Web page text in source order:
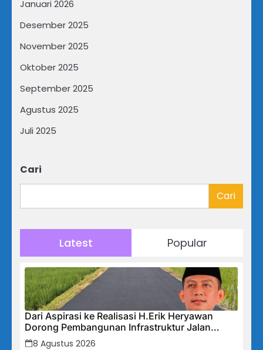
Januari 2026
Desember 2025
November 2025
Oktober 2025
September 2025
Agustus 2025
Juli 2025
Cari
Cari
Latest Popular
Dari Aspirasi ke Realisasi H.Erik Heryawan
Dorong Pembangunan Infrastruktur Jalan
Cikalong Bunder
8 Agustus 2026